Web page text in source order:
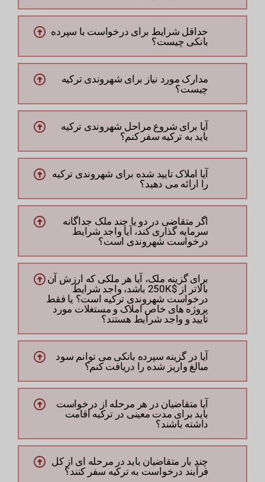
حداقل شرایط برای درخواست با سپرده
بانکی چیست؟
مدارک مورد نیاز برای شهروندی ترکیه
چیست؟
آیا برای شروع مراحل شهروندی ترکیه
باید به ترکیه سفر کنم؟
آیا املاک تایید شده برای شهروندی ترکیه
را ارائه می دهید؟
اگر متقاضی در دو یا چند ملک جداگانه
سرمایه گذاری کند، آیا واجد شرایط
درخواست شهروندی است؟
برای گزینه ملک، آیا هر ملکی که ارزش آن
بالاتر از $250K باشد، واجد شرایط
درخواست شهروندی ترکیه است؟ یا فقط
پروژه های خاص املاک و مستغلات مورد
تایید و واجد شرایط هستند؟
آیا در گزینه سپرده بانکی می توانم سود
مبالغ واریز شده را دریافت کنم؟
آیا متقاضیان در هر مرحله از درخواست
باید برای مدت معینی در ترکیه اقامت
داشته باشند؟
چند بار متقاضیان باید در مرحله ای از کل
فرآیند درخواست به ترکیه سفر کنند؟